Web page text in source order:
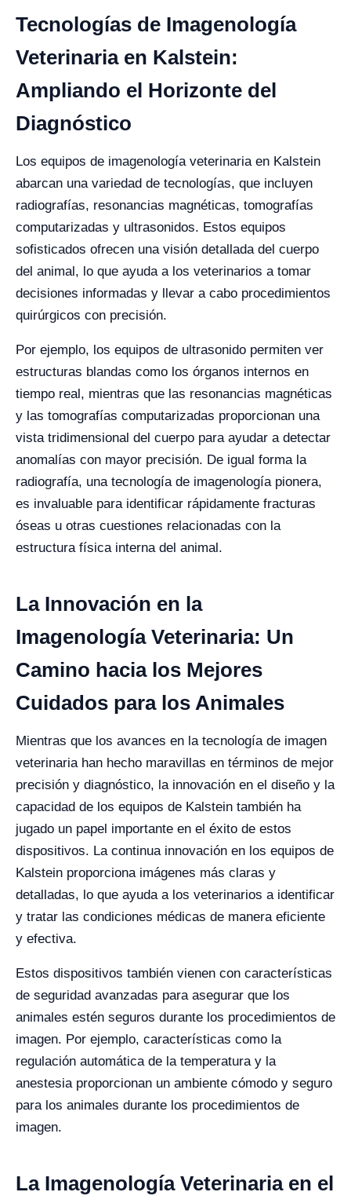
Tecnologías de Imagenología
Veterinaria en Kalstein:
Ampliando el Horizonte del
Diagnóstico
Los equipos de imagenología veterinaria en Kalstein
abarcan una variedad de tecnologías, que incluyen
radiografías, resonancias magnéticas, tomografías
computarizadas y ultrasonidos. Estos equipos
sofisticados ofrecen una visión detallada del cuerpo
del animal, lo que ayuda a los veterinarios a tomar
decisiones informadas y llevar a cabo procedimientos
quirúrgicos con precisión.
Por ejemplo, los equipos de ultrasonido permiten ver
estructuras blandas como los órganos internos en
tiempo real, mientras que las resonancias magnéticas
y las tomografías computarizadas proporcionan una
vista tridimensional del cuerpo para ayudar a detectar
anomalías con mayor precisión. De igual forma la
radiografía, una tecnología de imagenología pionera,
es invaluable para identificar rápidamente fracturas
óseas u otras cuestiones relacionadas con la
estructura física interna del animal.
La Innovación en la
Imagenología Veterinaria: Un
Camino hacia los Mejores
Cuidados para los Animales
Mientras que los avances en la tecnología de imagen
veterinaria han hecho maravillas en términos de mejor
precisión y diagnóstico, la innovación en el diseño y la
capacidad de los equipos de Kalstein también ha
jugado un papel importante en el éxito de estos
dispositivos. La continua innovación en los equipos de
Kalstein proporciona imágenes más claras y
detalladas, lo que ayuda a los veterinarios a identificar
y tratar las condiciones médicas de manera eficiente
y efectiva.
Estos dispositivos también vienen con características
de seguridad avanzadas para asegurar que los
animales estén seguros durante los procedimientos de
imagen. Por ejemplo, características como la
regulación automática de la temperatura y la
anestesia proporcionan un ambiente cómodo y seguro
para los animales durante los procedimientos de
imagen.
La Imagenología Veterinaria en el